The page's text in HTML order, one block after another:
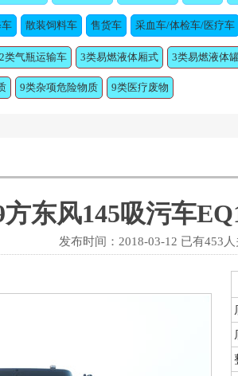
散装饲料车 售货车 采血车/体检车/医疗车
2类气瓶运输车 3类易燃液体厢式 3类易燃液体
9类杂项危险物质 9类医疗废物
方东风145吸污车
发布时间：2018-03-12 已有453人